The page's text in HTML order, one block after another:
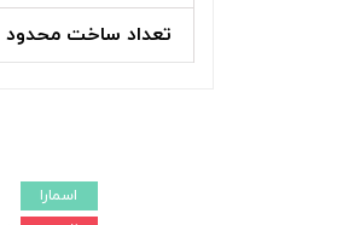
تعداد ساخت محدود
اسمارا